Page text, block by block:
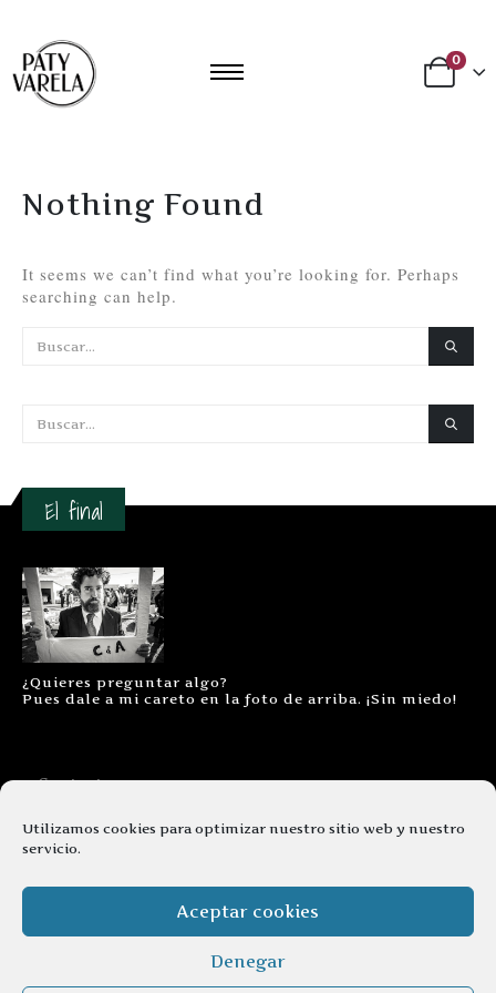
Utilizamos cookies para optimizar nuestro sitio web y nuestro
servicio.
Aceptar cookies
Denegar
0
Nothing Found
It seems we can’t find what you’re looking for. Perhaps
searching can help.
El final
¿Quieres preguntar algo?
Pues dale a mi careto en la foto de arriba. ¡Sin miedo!
Contacto
Aviso legal